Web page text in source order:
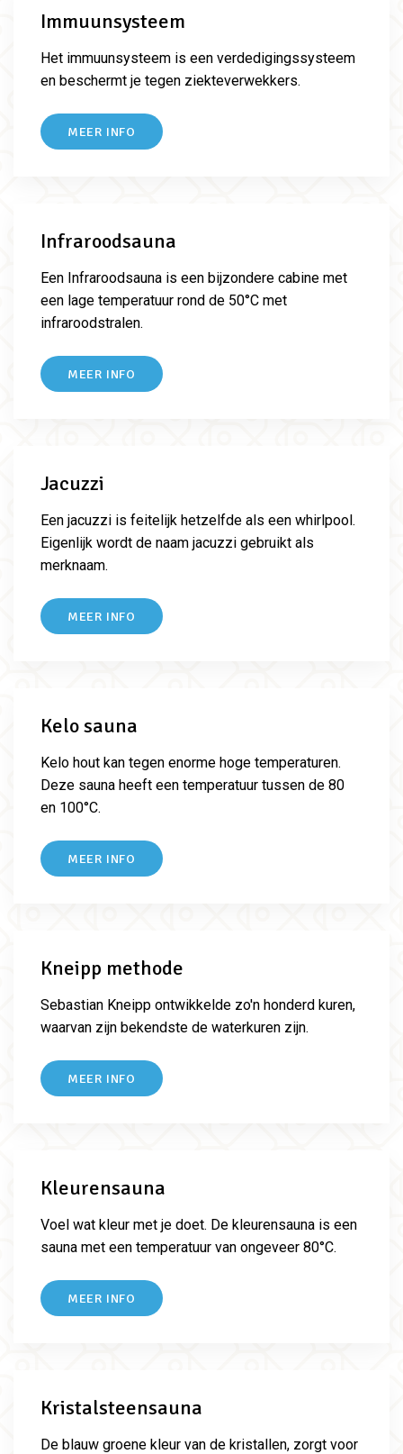
Immuunsysteem
Het immuunsysteem is een verdedigingssysteem
en beschermt je tegen ziekteverwekkers.
MEER INFO
Infraroodsauna
Een Infraroodsauna is een bijzondere cabine met
een lage temperatuur rond de 50°C met
infraroodstralen.
MEER INFO
Jacuzzi
Een jacuzzi is feitelijk hetzelfde als een whirlpool.
Eigenlijk wordt de naam jacuzzi gebruikt als
merknaam.
MEER INFO
Kelo sauna
Kelo hout kan tegen enorme hoge temperaturen.
Deze sauna heeft een temperatuur tussen de 80
en 100°C.
MEER INFO
Kneipp methode
Sebastian Kneipp ontwikkelde zo'n honderd kuren,
waarvan zijn bekendste de waterkuren zijn.
MEER INFO
Kleurensauna
Voel wat kleur met je doet. De kleurensauna is een
sauna met een temperatuur van ongeveer 80°C.
MEER INFO
Kristalsteensauna
De blauw groene kleur van de kristallen, zorgt voor